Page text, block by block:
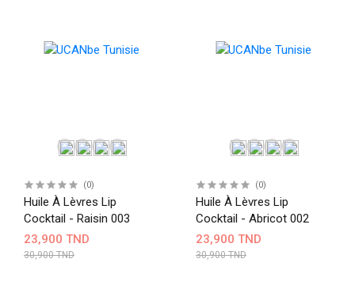
(0)
Huile À Lèvres Lip
Cocktail - Raisin 003
23,900 TND
30,900 TND
(0)
Huile À Lèvres Lip
Cocktail - Abricot 002
23,900 TND
30,900 TND